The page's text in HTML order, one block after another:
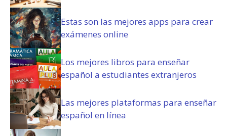
Estas son las mejores apps para crear
exámenes online
Los mejores libros para enseñar
español a estudiantes extranjeros
Las mejores plataformas para enseñar
español en línea